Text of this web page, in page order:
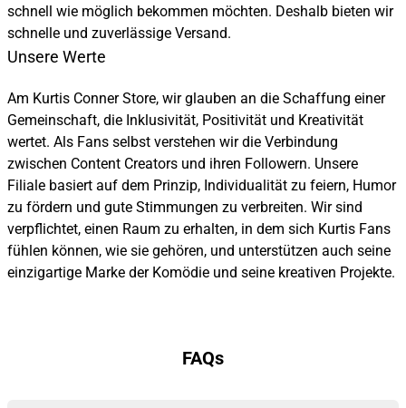
schnell wie möglich bekommen möchten. Deshalb bieten wir
schnelle und zuverlässige Versand.
Unsere Werte
Am Kurtis Conner Store, wir glauben an die Schaffung einer
Gemeinschaft, die Inklusivität, Positivität und Kreativität
wertet. Als Fans selbst verstehen wir die Verbindung
zwischen Content Creators und ihren Followern. Unsere
Filiale basiert auf dem Prinzip, Individualität zu feiern, Humor
zu fördern und gute Stimmungen zu verbreiten. Wir sind
verpflichtet, einen Raum zu erhalten, in dem sich Kurtis Fans
fühlen können, wie sie gehören, und unterstützen auch seine
einzigartige Marke der Komödie und seine kreativen Projekte.
FAQs